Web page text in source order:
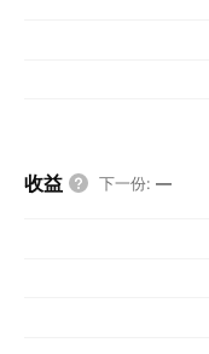
收益 下一份: —